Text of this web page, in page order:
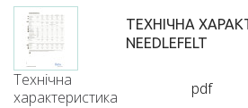
ТЕХНІЧНА
NEEDLEFELT
Технічна
характеристика
pdf